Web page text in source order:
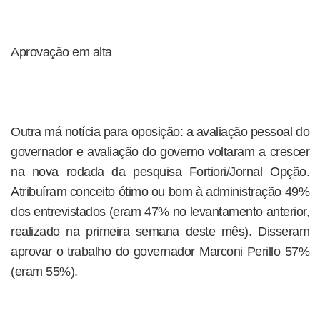
Aprovação em alta
Outra má notícia para oposição: a avaliação pessoal do
governador e avaliação do governo voltaram a crescer
na nova rodada da pesquisa Fortiori/Jornal Opção.
Atribuíram conceito ótimo ou bom à administração 49%
dos entrevistados (eram 47% no levantamento anterior,
realizado na primeira semana deste mês). Disseram
aprovar o trabalho do governador Marconi Perillo 57%
(eram 55%).